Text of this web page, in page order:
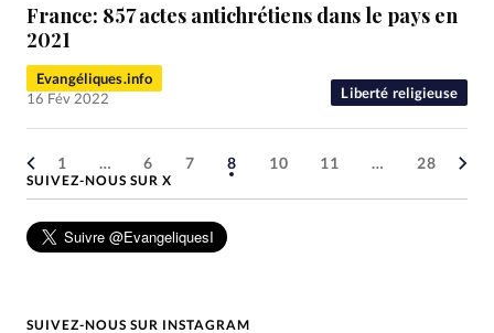
Liberté religieuse
France: 857 actes antichrétiens dans le pays en
2021
Evangéliques.info
16 Fév 2022
1 … 6 7 8 10 11 … 28
SUIVEZ-NOUS SUR X
SUIVEZ-NOUS SUR INSTAGRAM